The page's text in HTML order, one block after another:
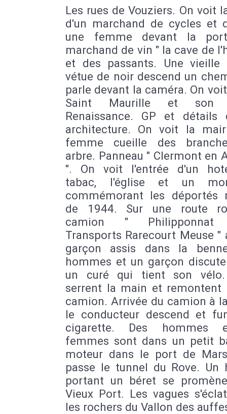
Les rues de Vouziers. On voit
d'un marchand de cycles et
une femme devant la
marchand de vin " la cave de
et des passants. Une vieille
vétue de noir descend un
parle devant la caméra. On
Saint Maurille et son
Renaissance. GP et détails
architecture. On voit la
femme cueille des
arbre. Panneau " Clermont en
". On voit l'entrée d'un
tabac, l'église et un
commémorant les déportés
de 1944. Sur une route
camion " Philipponnat
Transports Rarecourt Meuse "
garçon assis dans la
hommes et un garçon
un curé qui tient son
serrent la main et remontent
camion. Arrivée du camion à
le conducteur descend et
cigarette. Des hommes
femmes sont dans un petit
moteur dans le port de
passe le tunnel du Rove. Un
portant un béret se
Vieux Port. Les vagues
les rochers du Vallon des